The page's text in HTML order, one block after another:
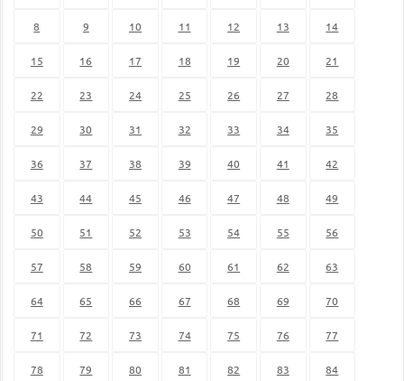
8 9 10 11 12 13 14
15 16 17 18 19 20 21
22 23 24 25 26 27 28
29 30 31 32 33 34 35
36 37 38 39 40 41 42
43 44 45 46 47 48 49
50 51 52 53 54 55 56
57 58 59 60 61 62 63
64 65 66 67 68 69 70
71 72 73 74 75 76 77
78 79 80 81 82 83 84